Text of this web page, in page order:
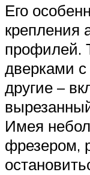
Его
профилей.
дверками
другие –
Имея
фрезером,